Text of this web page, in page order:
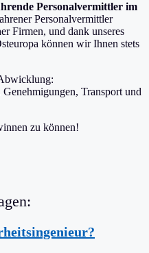
Personalvermittler im
Personalvermittler
Firmen, und dank unseres
können wir Ihnen stets
Transport und
zu können!